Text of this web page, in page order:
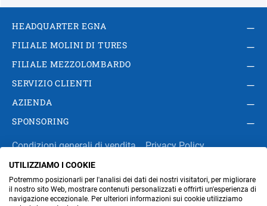
HEADQUARTER EGNA
FILIALE MOLINI DI TURES
FILIALE MEZZOLOMBARDO
SERVIZIO CLIENTI
AZIENDA
SPONSORING
Condizioni generali di vendita
Privacy Policy
Impressum
Modifica impostazioni dei cookie
Amministrazione
UTILIZZIAMO I COOKIE
Potremmo posizionarli per l'analisi dei dati dei nostri visitatori, per migliorare
il nostro sito Web, mostrare contenuti personalizzati e offrirti un'esperienza di
navigazione eccezionale. Per ulteriori informazioni sui cookie utilizziamo